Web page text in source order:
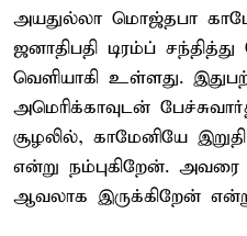
அயதுல்லா மொஜ்தபா
ஜனாதிபதி டிரம்ப்
வெளியாகி உள்ளது.
அமெரிக்காவுடன்
சூழலில், காமேனியே
என்று நம்புகிறேன். அவரை
ஆவலாக இருக்கிறேன் என்று